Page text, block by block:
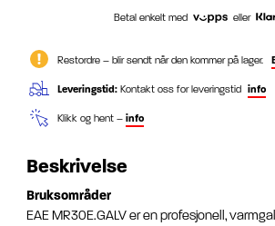
Betal enkelt med eller
Restordre – blir sendt når den kommer på lager.
Leveringstid: Kontakt oss for leveringstid info
Klikk og hent – info
Beskrivelse
Bruksområder
EAE MR30E.GALV er en profesjonell,